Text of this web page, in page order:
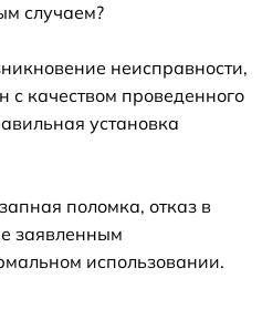
случаем?
неисправности,
качеством проведенного
установка
поломка, отказ в
заявленным
использовании.